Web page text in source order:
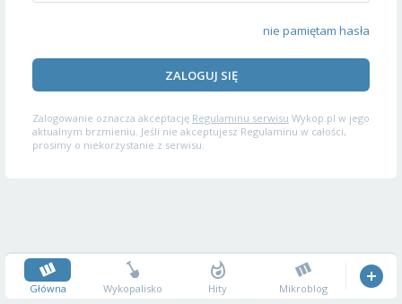
nie pamiętam hasła
ZALOGUJ SIĘ
Zalogowanie oznacza akceptację Regulaminu serwisu Wykop.pl w jego
aktualnym brzmieniu. Jeśli nie akceptujesz Regulaminu w całości,
prosimy o niekorzystanie z serwisu.
Główna Wykopalisko Hity Mikroblog